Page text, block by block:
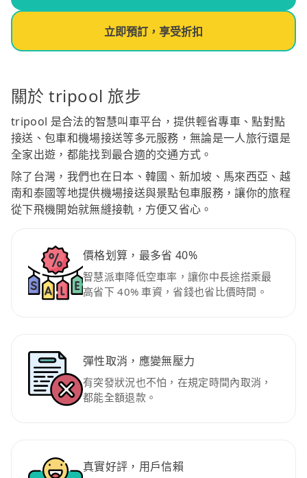
立即預訂，享受折扣
關於 tripool 旅步
tripool 是合法的智慧叫車平台，提供輕省專車、點對點
接送、包車和機場接送等多元服務，無論是一人旅行還是
全家出遊，都能找到最合適的交通方式。
除了台灣，我們也在日本、韓國、新加坡、馬來西亞、越
南和泰國等地提供機場接送與景點包車服務，讓你的旅程
從下飛機開始就無縫接軌，方便又省心。
價格划算，最多省 40%
智慧派車降低空車率，讓你中長途搭乘最
高省下 40% 車資，省錢也省比價時間。
彈性取消，應變無壓力
有突發狀況也不怕，在規定時間內取消，
都能全額退款。
真實好評，用戶信賴